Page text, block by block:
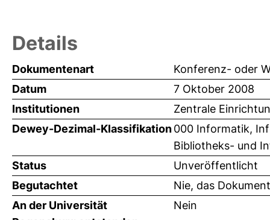
Details
Dokumentenart
Konferenz- oder
Datum
7 Oktober 2008
Institutionen
Zentrale
Dewey-Dezimal-Klassifikation000 Informatik,
Bibliotheks- und
Status
Unveröffentlicht
Begutachtet
Nie, das
An der Universität
Nein